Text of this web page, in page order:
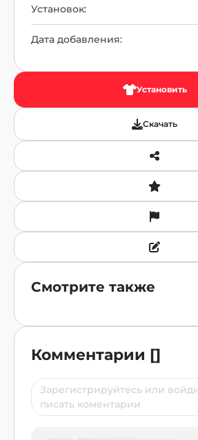
Установок:
Дата добавления:
Установить
Скачать
Смотрите также
Комментарии []